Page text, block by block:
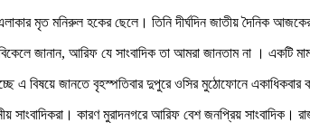
মৃত মনিরুল হকের ছেলে। তিনি দীর্ঘদিন জাতীয় দৈনিক
জানান, আরিফ যে সাংবাদিক তা আমরা জানতাম না । একটি
এ বিষয়ে জানতে বৃহস্পতিবার দুপুরে ওসির মুঠোফোনে একাধিকবার
কারণ মুরাদনগরে আরিফ বেশ জনপ্রিয় সাংবাদিক।